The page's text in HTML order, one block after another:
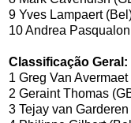
9 Yves Lampaert
10Andrea
Classificação Geral:
1 Greg Van
2 Geraint Thomas
3 Tejay van